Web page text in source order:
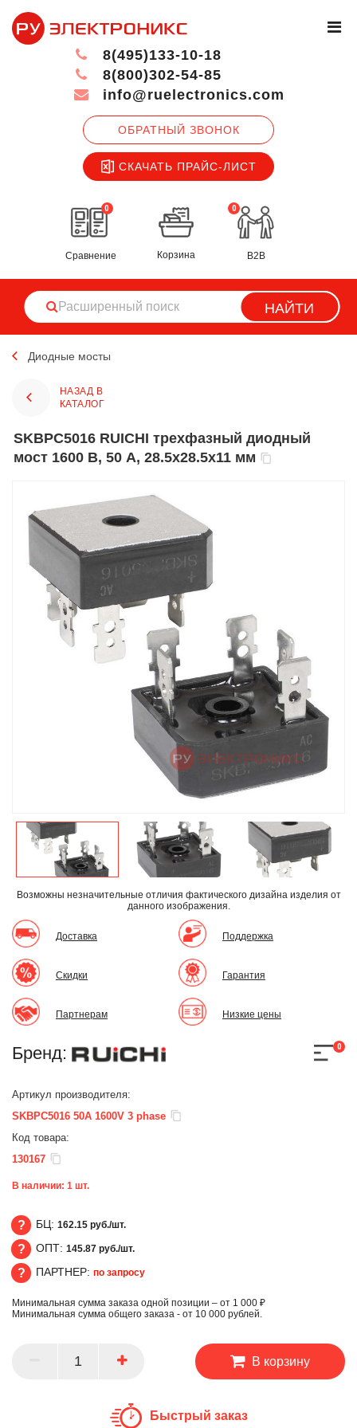
ОБРАТНЫЙ ЗВОНОК
СКАЧАТЬ ПРАЙС-ЛИСТ
8(495)133-10-18
8(800)302-54-85
info@ruelectronics.com
0
Сравнение
0
Корзина B2B
НАЙТИ
Диодные мосты
НАЗАД В
КАТАЛОГ
SKBPC5016 RUICHI трехфазный диодный
мост 1600 В, 50 А, 28.5х28.5х11 мм
Возможны незначительные отличия фактического дизайна изделия от
данного изображения.
Доставка
Скидки
Партнерам
Поддержка
Гарантия
Низкие цены
Бренд: 0
Артикул производителя:
SKBPC5016 50A 1600V 3 phase
Код товара:
130167
В наличии: 1 шт.
БЦ
БЦ: 162.15 руб./шт.
ОПТ
ОПТ: 145.87 руб./шт.
ПАРТНЕР
ПАРТНЕР: по запросу
Минимальная сумма заказа одной позиции – от 1 000 ₽
Минимальная сумма общего заказа - от 10 000 рублей.
В корзину
Быстрый заказ